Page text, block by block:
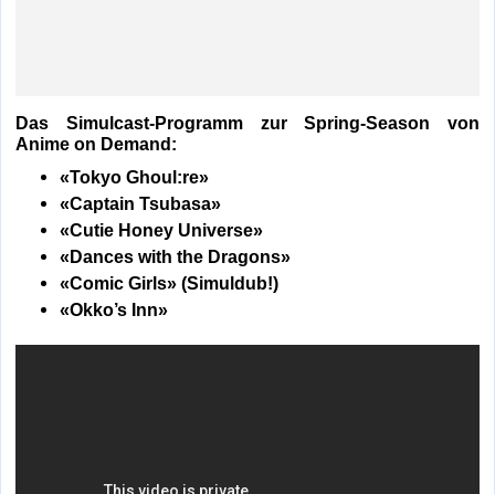
Das Simulcast-Programm zur Spring-Season von
Anime on Demand:
«Tokyo Ghoul:re»
«Captain Tsubasa»
«Cutie Honey Universe»
«Dances with the Dragons»
«Comic Girls» (Simuldub!)
«Okko’s Inn»